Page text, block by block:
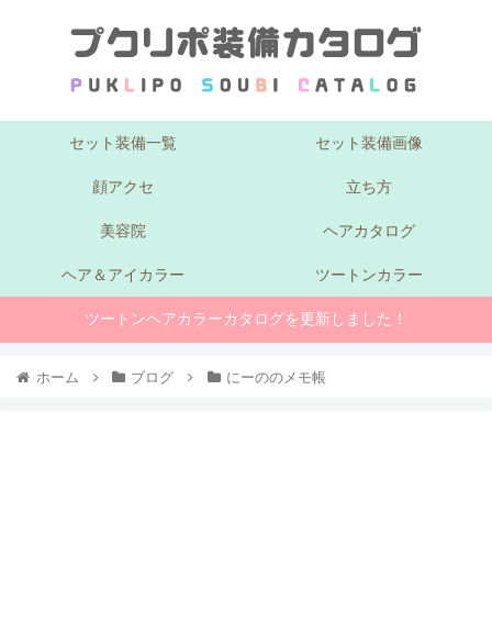
セット装備一覧 セット装備画像
顔アクセ 立ち方
美容院 ヘアカタログ
ヘア＆アイカラー ツートンカラー
ツートンヘアカラーカタログを更新しました！
ホーム ブログ にーののメモ帳